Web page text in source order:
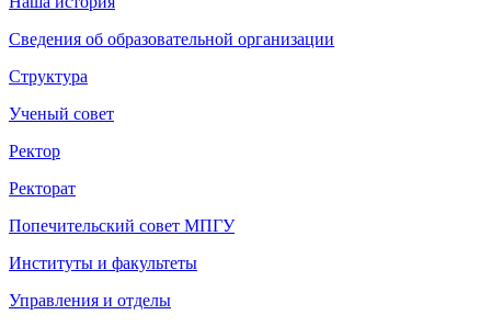
Сведения об образовательной организации
Структура
Ученый совет
Ректор
Ректорат
Попечительский совет МПГУ
Институты и факультеты
Управления и отделы